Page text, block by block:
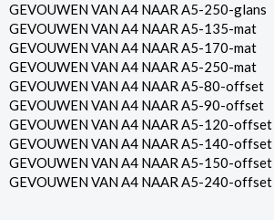
GEVOUWEN VAN A4 NAAR A5-250-glans
GEVOUWEN VAN A4 NAAR A5-135-mat
GEVOUWEN VAN A4 NAAR A5-170-mat
GEVOUWEN VAN A4 NAAR A5-250-mat
GEVOUWEN VAN A4 NAAR A5-80-offset
GEVOUWEN VAN A4 NAAR A5-90-offset
GEVOUWEN VAN A4 NAAR A5-120-offset
GEVOUWEN VAN A4 NAAR A5-140-offset
GEVOUWEN VAN A4 NAAR A5-150-offset
GEVOUWEN VAN A4 NAAR A5-240-offset